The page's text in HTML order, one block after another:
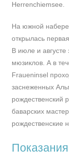
Herrenchiemsee.
На южной
открылась
В июле и августе
мюзиклов. А в
Fraueninsel
заснеженных
рождественский
баварских
рождественские